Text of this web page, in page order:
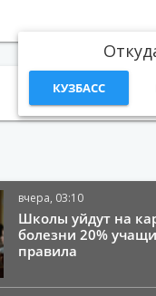
КУЗБАСС
вчера, 03:10
Школы уйдут на
болезни 20%
правила